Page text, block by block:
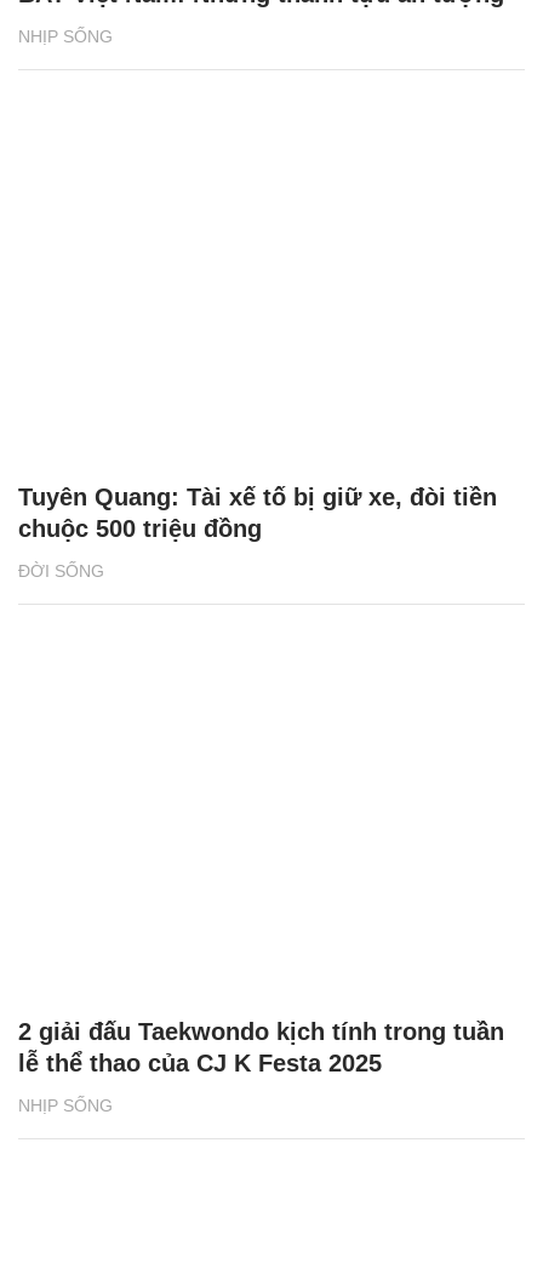
NHỊP SỐNG
ĐỜI SỐNG
Tuyên Quang: Tài xế tố bị giữ xe, đòi tiền
chuộc 500 triệu đồng
NHỊP SỐNG
2 giải đấu Taekwondo kịch tính trong tuần
lễ thể thao của CJ K Festa 2025